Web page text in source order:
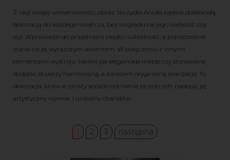
Z racji swojej uniwersalności, obraz Skrzydła Anioła będzie doskonałą
dekoracją do każdego wnętrza, bez względu na jego wielkość czy
styl. Wprowadzi do przestrzeni ciepło i subtelność, a jednocześnie
stanie się jej wyrazistym akcentem. W połączeniu z innymi
elementami wystroju, takimi jak eleganckie meble czy stonowane
dodatki, stworzy harmonijną, a zarazem oryginalną aranżację. To
dekoracja, która w prosty sposób odmienia przestrzeń, nadając jej
artystyczny wymiar i unikalny charakter.
1 2 3 następna